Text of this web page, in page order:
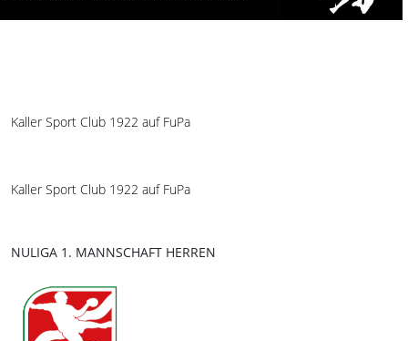
Kaller Sport Club 1922 auf FuPa
Kaller Sport Club 1922 auf FuPa
NULIGA 1. MANNSCHAFT HERREN